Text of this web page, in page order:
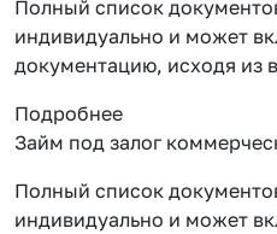
Полный список
индивидуально и может
документацию, исходя из
Подробнее
Займ под залог
Полный список
индивидуально и может